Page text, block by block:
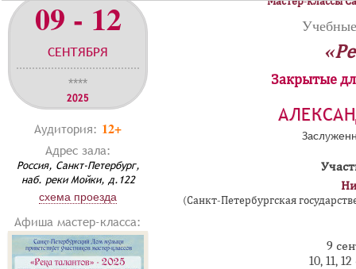
09 - 12
СЕНТЯБРЯ
****
2025
Аудитория: 12+
Адрес зала:
Россия, Санкт-Петербург,
наб. реки Мойки, д.122
схема проезда
Афиша мастер-класса:
Закрытые
(Санкт-Петербургская
9
10, 11,